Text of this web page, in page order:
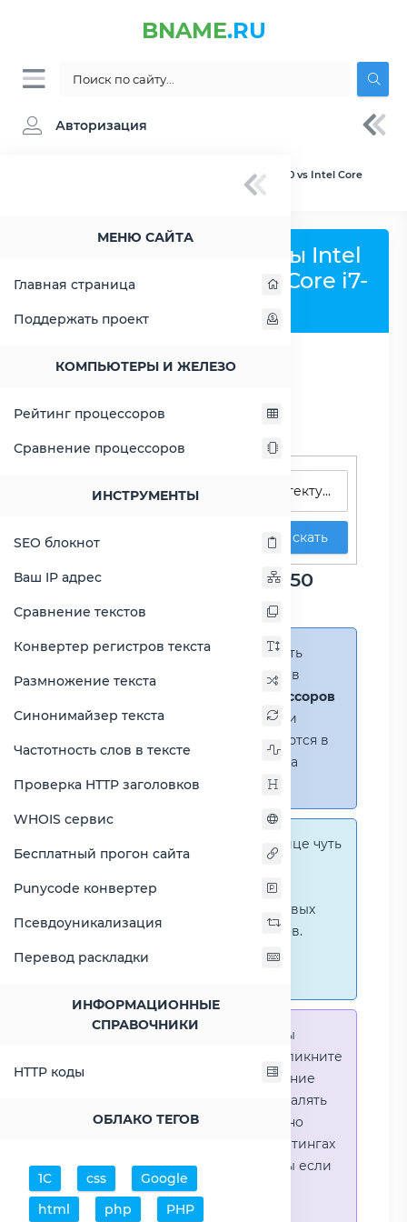
BNAME.RU
Авторизация
МЕНЮ САЙТА
Главная страница
Поддержать проект
КОМПЬЮТЕРЫ И ЖЕЛЕЗО
Рейтинг процессоров
Сравнение процессоров
ИНСТРУМЕНТЫ
SEO блокнот
Ваш IP адрес
Сравнение текстов
Конвертер регистров текста
Размножение текста
Синонимайзер текста
Частотность слов в тексте
Проверка HTTP заголовков
WHOIS сервис
Бесплатный прогон сайта
Punycode конвертер
Псевдоуникализация
Перевод раскладки
ИНФОРМАЦИОННЫЕ
СПРАВОЧНИКИ
HTTP коды
ОБЛАКО ТЕГОВ
1С css
Google
html
php
PHP
» Сравнение Intel Celeron G4950 vs Intel Core
Сравнить процессоры Intel
Celeron G4950 и Intel Core i7-
Поиск процессоров
Искать
Сравнение Celeron G4950
против Core i7-9700F
Справка:Можно добавить
несколько процессоров в
(до 14 процессоров
в таблице)
. В случае если
процессоры не помещаются в
таблицу, появится полоса
прокрутки.
На этой странице чуть
графические сравнения
количественных и числовых
параметров процессоров.
Перейти к наглядным
Справка:Для того что-бы
выделить процессор - кликните
на его название. Выделение
позволяет выборочно удалять
процессоры или наглядно
видеть результаты в рейтингах
(Во избежении путаницы если
в таблице несколько
процессоров)